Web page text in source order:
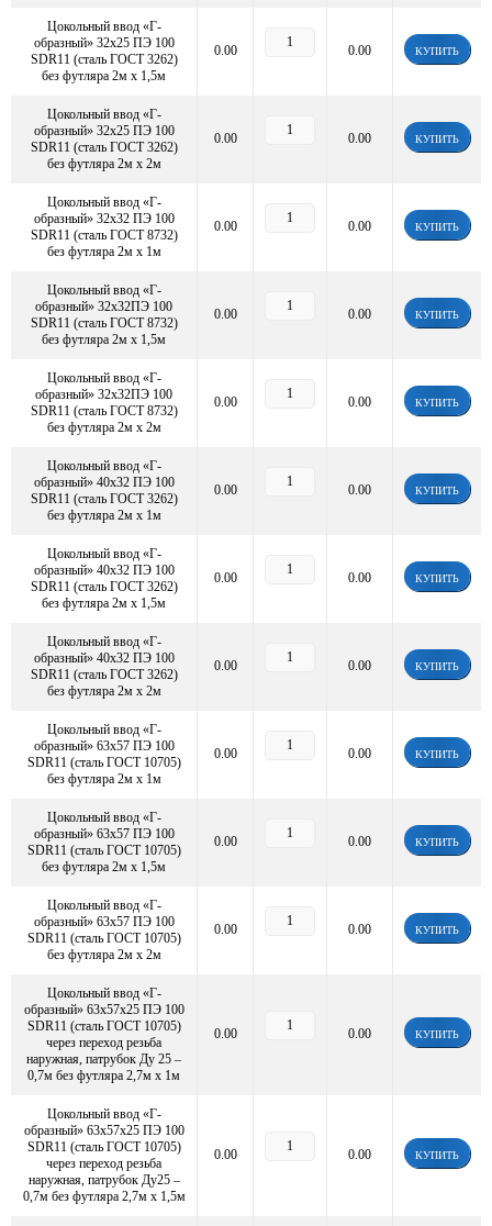
Цокольный ввод «Г-
образный» 32х25 ПЭ 100
SDR11 (сталь ГОСТ 3262)
без футляра 2м х 1,5м
0.00 0.00 КУПИТЬ
Цокольный ввод «Г-
образный» 32х25 ПЭ 100
SDR11 (сталь ГОСТ 3262)
без футляра 2м х 2м
0.00 0.00 КУПИТЬ
Цокольный ввод «Г-
образный» 32х32 ПЭ 100
SDR11 (сталь ГОСТ 8732)
без футляра 2м х 1м
0.00 0.00 КУПИТЬ
Цокольный ввод «Г-
образный» 32х32ПЭ 100
SDR11 (сталь ГОСТ 8732)
без футляра 2м х 1,5м
0.00 0.00 КУПИТЬ
Цокольный ввод «Г-
образный» 32х32ПЭ 100
SDR11 (сталь ГОСТ 8732)
без футляра 2м х 2м
0.00 0.00 КУПИТЬ
Цокольный ввод «Г-
образный» 40х32 ПЭ 100
SDR11 (сталь ГОСТ 3262)
без футляра 2м х 1м
0.00 0.00 КУПИТЬ
Цокольный ввод «Г-
образный» 40х32 ПЭ 100
SDR11 (сталь ГОСТ 3262)
без футляра 2м х 1,5м
0.00 0.00 КУПИТЬ
Цокольный ввод «Г-
образный» 40х32 ПЭ 100
SDR11 (сталь ГОСТ 3262)
без футляра 2м х 2м
0.00 0.00 КУПИТЬ
Цокольный ввод «Г-
образный» 63х57 ПЭ 100
SDR11 (сталь ГОСТ 10705)
без футляра 2м х 1м
0.00 0.00 КУПИТЬ
Цокольный ввод «Г-
образный» 63х57 ПЭ 100
SDR11 (сталь ГОСТ 10705)
без футляра 2м х 1,5м
0.00 0.00 КУПИТЬ
Цокольный ввод «Г-
образный» 63х57 ПЭ 100
SDR11 (сталь ГОСТ 10705)
без футляра 2м х 2м
0.00 0.00 КУПИТЬ
Цокольный ввод «Г-
образный» 63х57х25 ПЭ 100
SDR11 (сталь ГОСТ 10705)
через переход резьба
наружная, патрубок Ду 25 –
0,7м без футляра 2,7м х 1м
0.00 0.00 КУПИТЬ
Цокольный ввод «Г-
образный» 63х57х25 ПЭ 100
SDR11 (сталь ГОСТ 10705)
через переход резьба
наружная, патрубок Ду25 –
0,7м без футляра 2,7м х 1,5м
0.00 0.00 КУПИТЬ